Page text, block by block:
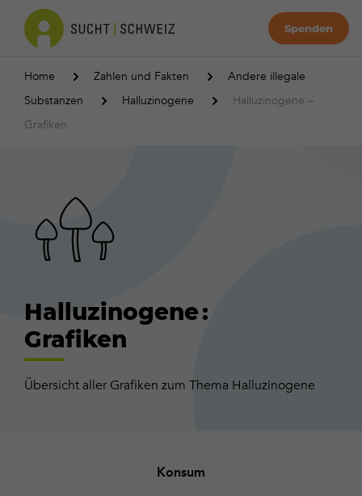
Spenden
Home Zahlen und Fakten
Andere illegale
Substanzen
Halluzinogene
Halluzinogene –
Grafiken
Halluzinogene :
Grafiken
Übersicht aller Grafiken zum Thema Halluzinogene
Konsum